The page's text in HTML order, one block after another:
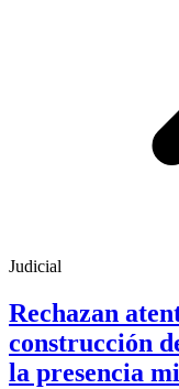
Judicial
Rechazan
construcción
la presencia